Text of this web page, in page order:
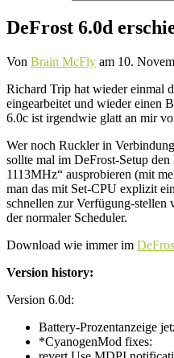
nach:
DeFrost 6.0d
Von Brain McFly am 10.
Richard Trip hat wieder einmal
eingearbeitet und wieder einen
6.0c ist irgendwie glatt an mir
Wer noch Ruckler in
sollte mal im DeFrost-Setup
1113MHz“ ausprobieren (mit
man das mit Set-CPU explizit
schnellen zur Verfügung-stellen
der normaler Scheduler.
Download wie immer im
Version history:
Version 6.0d:
Battery-Prozentanzeige
*CyanogenMod fixes: